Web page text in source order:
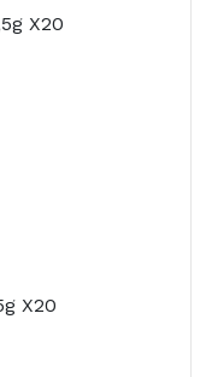
X20